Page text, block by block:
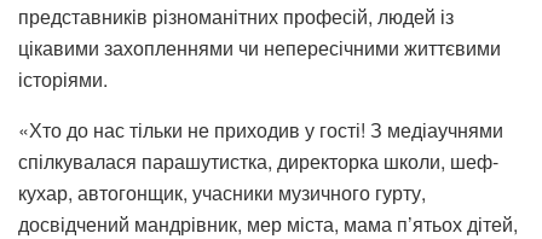
представників різноманітних професій, людей із
цікавими захопленнями чи непересічними життєвими
історіями.
«Хто до нас тільки не приходив у гості! З медіаучнями
спілкувалася парашутистка, директорка школи, шеф-
кухар, автогонщик, учасники музичного гурту,
досвідчений мандрівник, мер міста, мама п’ятьох дітей,